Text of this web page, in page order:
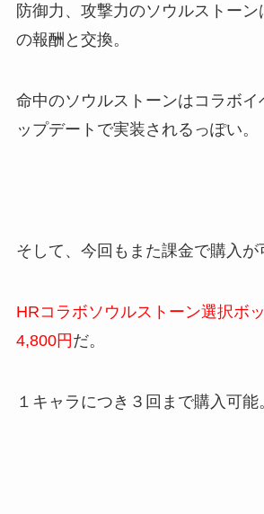
防御力、攻撃力のソウルストー
の報酬と交換。
命中のソウルストーンはコラボイ
ップデートで実装されるっぽい。
そして、今回もまた課金で購入が
HRコラボソウルストーン選択ボ
4,800円 だ。
１キャラにつき３回まで購入可能